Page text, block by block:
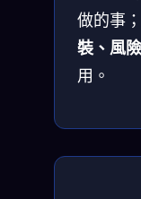
做的事
裝、風
用。